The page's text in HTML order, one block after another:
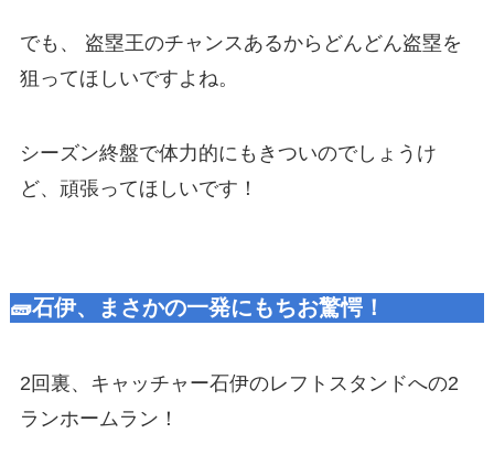
でも、 盗塁王のチャンスあるからどんどん盗塁を
狙ってほしいですよね。
シーズン終盤で体力的にもきついのでしょうけ
ど、頑張ってほしいです！
🧱石伊、まさかの一発にもちお驚愕！
2回裏、キャッチャー石伊のレフトスタンドへの2
ランホームラン！